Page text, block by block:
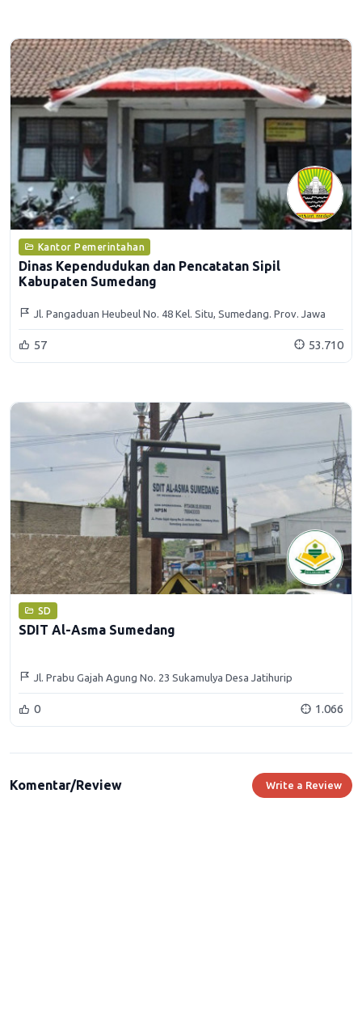
Kantor Pemerintahan
Dinas Kependudukan dan Pencatatan Sipil
Kabupaten Sumedang
Jl. Pangaduan Heubeul No. 48 Kel. Situ, Sumedang. Prov. Jawa
Barat
57 53.710
SD
SDIT Al-Asma Sumedang
Jl. Prabu Gajah Agung No. 23 Sukamulya Desa Jatihurip
Kecamatan Sumedang Utara Kabupaten Sumedang
0 1.066
Komentar/Review Write a Review